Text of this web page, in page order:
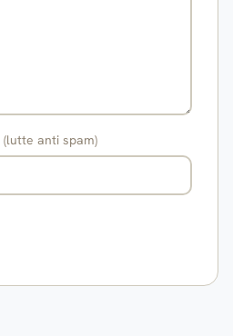
(lutte anti spam)